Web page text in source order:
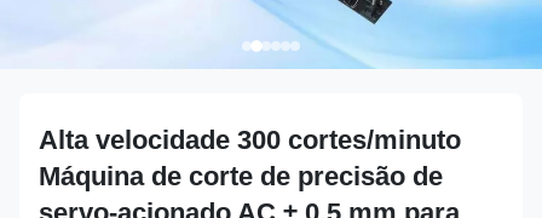
Alta velocidade 300 cortes/minuto
Máquina de corte de precisão de